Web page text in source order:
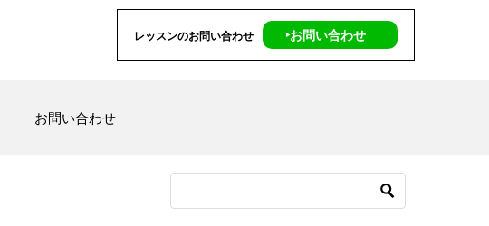
レッスンのお問い合わせ ‣お問い合わせ
お問い合わせ